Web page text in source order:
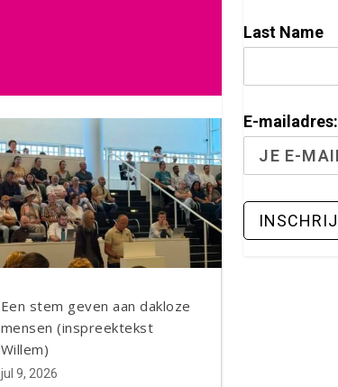
Facebook
Twitter
LinkedIn
Een stem geven aan dakloze
mensen (inspreektekst
Willem)
jul 9, 2026
Last Name
E-mailadres: